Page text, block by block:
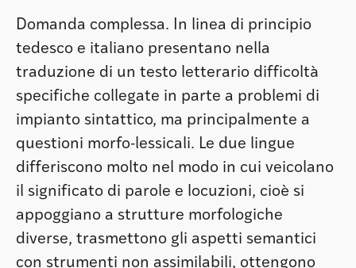
Domanda complessa. In linea di principio
tedesco e italiano presentano nella
traduzione di un testo letterario difficoltà
specifiche collegate in parte a problemi di
impianto sintattico, ma principalmente a
questioni morfo-lessicali. Le due lingue
differiscono molto nel modo in cui veicolano
il significato di parole e locuzioni, cioè si
appoggiano a strutture morfologiche
diverse, trasmettono gli aspetti semantici
con strumenti non assimilabili, ottengono